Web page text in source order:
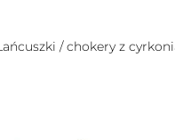
/ chokery z